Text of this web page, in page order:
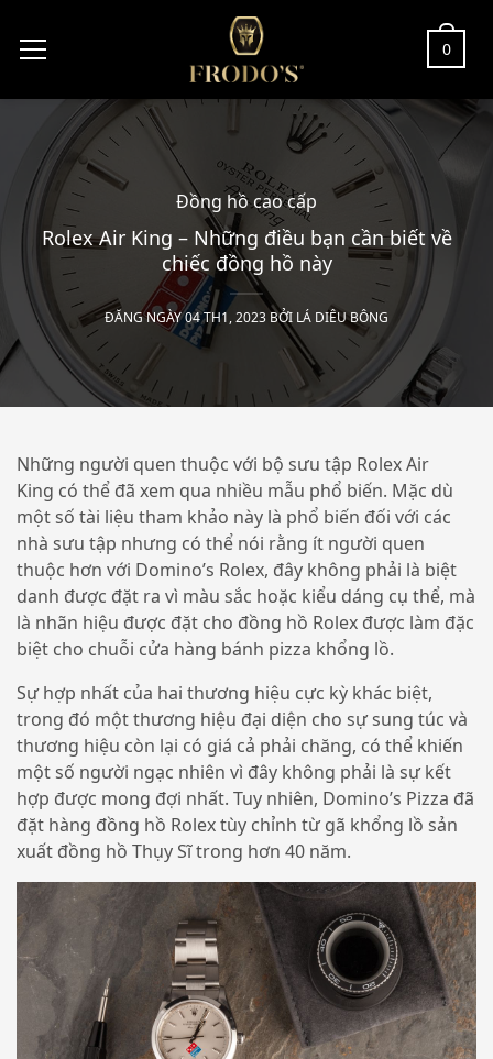
0
Đồng hồ cao cấp
Rolex Air King – Những điều bạn cần biết về
chiếc đồng hồ này
ĐĂNG NGÀY 04 TH1, 2023 BỞI LÁ DIÊU BÔNG
Những người quen thuộc với bộ sưu tập Rolex Air
King có thể đã xem qua nhiều mẫu phổ biến. Mặc dù
một số tài liệu tham khảo này là phổ biến đối với các
nhà sưu tập nhưng có thể nói rằng ít người quen
thuộc hơn với Domino’s Rolex, đây không phải là biệt
danh được đặt ra vì màu sắc hoặc kiểu dáng cụ thể, mà
là nhãn hiệu được đặt cho đồng hồ Rolex được làm đặc
biệt cho chuỗi cửa hàng bánh pizza khổng lồ.
Sự hợp nhất của hai thương hiệu cực kỳ khác biệt,
trong đó một thương hiệu đại diện cho sự sung túc và
thương hiệu còn lại có giá cả phải chăng, có thể khiến
một số người ngạc nhiên vì đây không phải là sự kết
hợp được mong đợi nhất. Tuy nhiên, Domino’s Pizza đã
đặt hàng đồng hồ Rolex tùy chỉnh từ gã khổng lồ sản
xuất đồng hồ Thụy Sĩ trong hơn 40 năm.